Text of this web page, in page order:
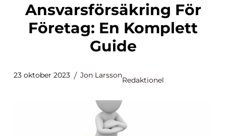
Ansvarsförsäkring För
Företag: En Komplett
Guide
23 oktober 2023 Jon Larsson
Redaktionel